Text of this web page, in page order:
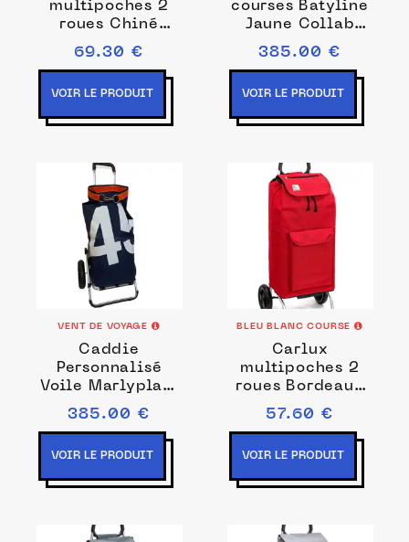
multipoches 2
roues Chiné
Canard
69.30 €
VOIR LE PRODUIT
courses Batyline
Jaune Collab
Fermob x Vent de
Voyage
385.00 €
VOIR LE PRODUIT
VENT DE VOYAGE
Caddie
Personnalisé
Voile Marlyplast
Bleu Marine n°45
385.00 €
VOIR LE PRODUIT
BLEU BLANC COURSE
Carlux
multipoches 2
roues Bordeaux
Uni
57.60 €
VOIR LE PRODUIT